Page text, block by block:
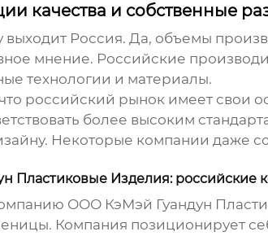
качества и собственные
выходит Россия. Да, объемы
мнение. Российские
технологии и материалы.
российский рынок имеет свои
более высоким
Некоторые компании даже
Пластиковые Изделия: российские
ООО КэМэй Гуандун
Компания позиционирует